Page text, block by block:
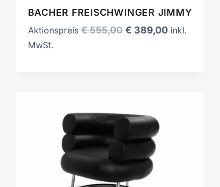
BACHER FREISCHWINGER JIMMY
Aktionspreis €555,00 Ursprünglicher
€ 389,00Aktueller
inkl.
MwSt.